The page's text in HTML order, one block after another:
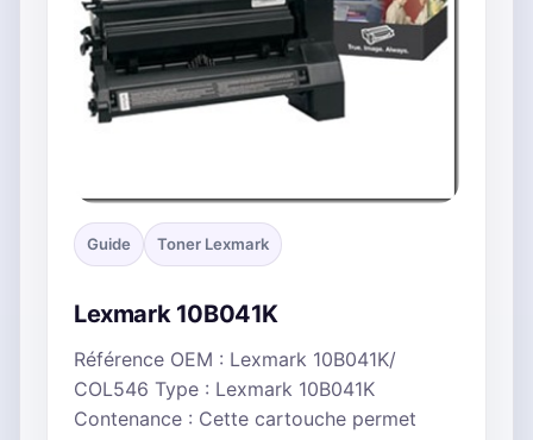
Guide Toner Lexmark
Lexmark 10B041K
Référence OEM : Lexmark 10B041K/
COL546 Type : Lexmark 10B041K
Contenance : Cette cartouche permet